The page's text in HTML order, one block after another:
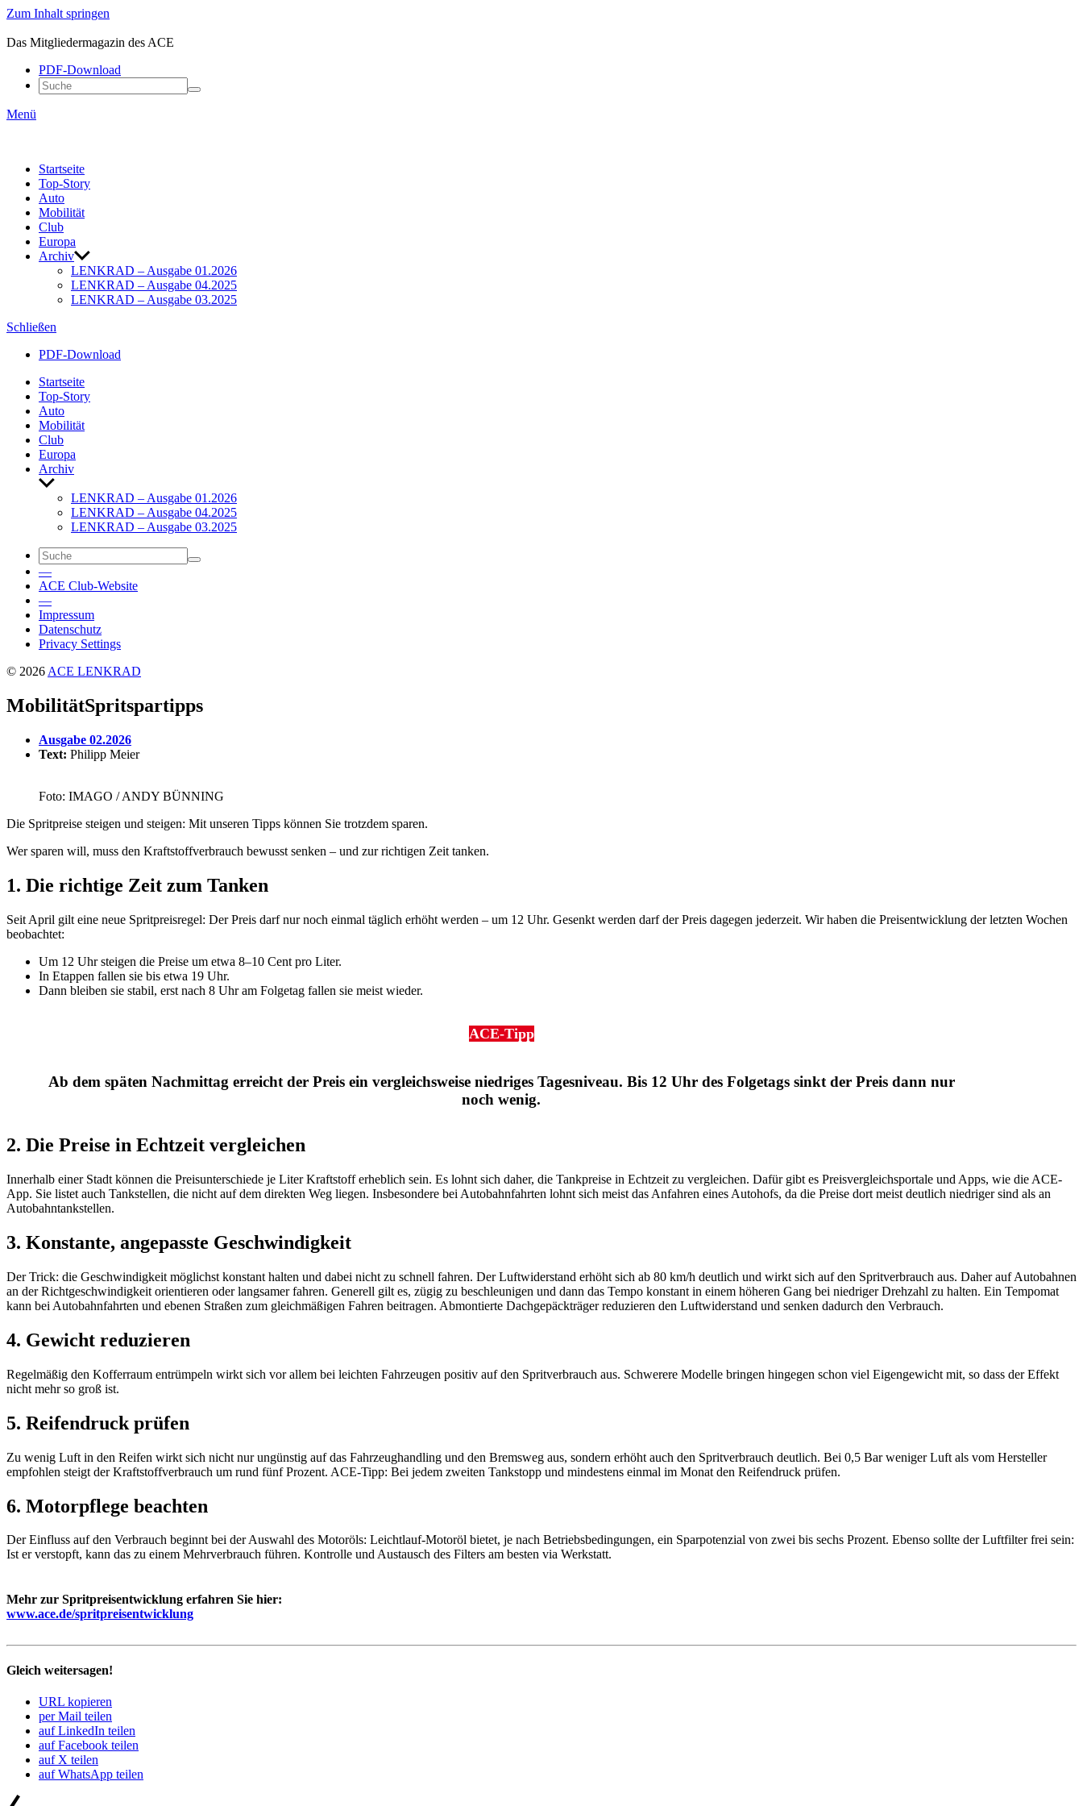
Zum Inhalt springen
LENKRAD
Das Mitgliedermagazin des ACE
PDF-Down­load
Menü
Start­seite
Top-Story
Auto
Mobi­lität
Club
Europa
Archiv
LENKRAD – Ausgabe 01.2026
LENKRAD – Ausgabe 04.2025
LENKRAD – Ausgabe 03.2025
Schließen
PDF-Down­load
Start­seite
Top-Story
Auto
Mobi­lität
Club
Europa
Archiv
Untermenü
anzeigenLENKRAD – Ausgabe 01.2026
LENKRAD – Ausgabe 04.2025
LENKRAD – Ausgabe 03.2025
—
ACE Club-Website
—
Impressum
Daten­schutz
Privacy Settings
© 2026 ACE LENKRAD
Mobi­litätSprit­spar­tipps
Ausgabe 02.2026
Text: Philipp Meier
Foto: IMAGO / ANDY BÜNNING
Die Sprit­preise steigen und steigen: Mit unseren Tipps können Sie trotzdem sparen.
Wer sparen will, muss den Kraft­stoff­ver­brauch bewusst senken – und zur rich­tigen Zeit tanken.
1. Die rich­tige Zeit zum Tanken
Seit April gilt eine neue Sprit­preis­regel: Der Preis darf nur noch einmal täglich erhöht werden – um 12 Uhr. Gesenkt werden darf der Preis dagegen jeder­zeit. Wir haben die Preis­ent­wick­lung der letzten Wochen
beob­achtet:
Um 12 Uhr steigen die Preise um etwa 8–10 Cent pro Liter.
In Etappen fallen sie bis etwa 19 Uhr.
Dann bleiben sie stabil, erst nach 8 Uhr am Folgetag fallen sie meist wieder.
ACE-Tipp
Ab dem späten Nach­mittag erreicht der Preis ein vergleichs­weise nied­riges Tages­ni­veau. Bis 12 Uhr des Folge­tags sinkt der Preis dann nur
noch wenig.
2. Die Preise in Echt­zeit verglei­chen
Inner­halb einer Stadt können die Preis­un­ter­schiede je Liter Kraft­stoff erheb­lich sein. Es lohnt sich daher, die Tank­preise in Echt­zeit zu verglei­chen. Dafür gibt es Preis­ver­gleichs­por­tale und Apps, wie die ACE-
App. Sie listet auch Tank­stellen, die nicht auf dem direkten Weg liegen. Insbe­son­dere bei Auto­bahn­fahrten lohnt sich meist das Anfahren eines Auto­hofs, da die Preise dort meist deut­lich nied­riger sind als an
Auto­bahn­tank­stellen.
3. Konstante, ange­passte Geschwin­dig­keit
Der Trick: die Geschwin­dig­keit möglichst konstant halten und dabei nicht zu schnell fahren. Der Luft­wi­der­stand erhöht sich ab 80 km/h deut­lich und wirkt sich auf den Sprit­ver­brauch aus. Daher auf Auto­bahnen
an der Richt­ge­schwin­dig­keit orien­tieren oder lang­samer fahren. Gene­rell gilt es, zügig zu beschleu­nigen und dann das Tempo konstant in einem höheren Gang bei nied­riger Dreh­zahl zu halten. Ein Tempomat
kann bei Auto­bahn­fahrten und ebenen Straßen zum gleich­mä­ßigen Fahren beitragen. Abmon­tierte Dach­ge­päck­träger redu­zieren den Luft­wi­der­stand und senken dadurch den Verbrauch.
4. Gewicht redu­zieren
Regel­mäßig den Koffer­raum entrüm­peln wirkt sich vor allem bei leichten Fahr­zeugen positiv auf den Sprit­ver­brauch aus. Schwe­rere Modelle bringen hingegen schon viel Eigen­ge­wicht mit, so dass der Effekt
nicht mehr so groß ist.
5. Reifen­druck prüfen
Zu wenig Luft in den Reifen wirkt sich nicht nur ungünstig auf das Fahr­zeug­hand­ling und den Bremsweg aus, sondern erhöht auch den Sprit­ver­brauch deut­lich. Bei 0,5 Bar weniger Luft als vom Hersteller
empfohlen steigt der Kraft­stoff­ver­brauch um rund fünf Prozent. ACE-Tipp: Bei jedem zweiten Tank­stopp und mindes­tens einmal im Monat den Reifen­druck prüfen.
6. Motor­pflege beachten
Der Einfluss auf den Verbrauch beginnt bei der Auswahl des Motoröls: Leicht­lauf-Motoröl bietet, je nach Betriebs­be­din­gungen, ein Spar­po­ten­zial von zwei bis sechs Prozent. Ebenso sollte der Luft­filter frei sein:
Ist er verstopft, kann das zu einem Mehr­ver­brauch führen. Kontrolle und Austausch des Filters am besten via Werk­statt.
Mehr zur Sprit­preis­ent­wick­lung erfahren Sie hier:
www.ace.de/spritpreisentwicklung
Gleich weitersagen!
URL kopieren
per Mail teilen
auf LinkedIn teilen
auf Facebook teilen
auf X teilen
auf WhatsApp teilen